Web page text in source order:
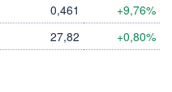
0,461 +9,76%
27,82 +0,80%